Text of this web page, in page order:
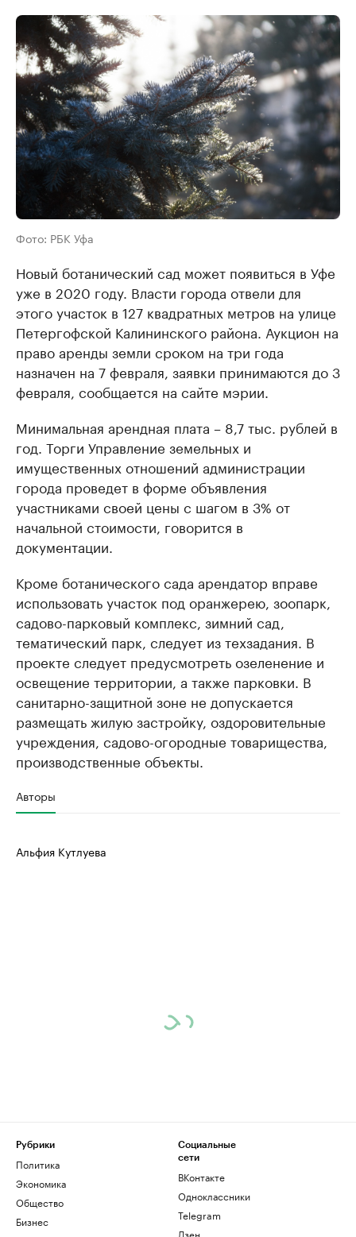
Фото: РБК Уфа
Новый ботанический сад может появиться в Уфе
уже в 2020 году. Власти города отвели для
этого участок в 127 квадратных метров на улице
Петергофской Калининского района. Аукцион на
право аренды земли сроком на три года
назначен на 7 февраля, заявки принимаются до 3
февраля, сообщается на сайте мэрии.
Минимальная арендная плата – 8,7 тыс. рублей в
год. Торги Управление земельных и
имущественных отношений администрации
города проведет в форме объявления
участниками своей цены с шагом в 3% от
начальной стоимости, говорится в
документации.
Кроме ботанического сада арендатор вправе
использовать участок под оранжерею, зоопарк,
садово-парковый комплекс, зимний сад,
тематический парк, следует из техзадания. В
проекте следует предусмотреть озеленение и
освещение территории, а также парковки. В
санитарно-защитной зоне не допускается
размещать жилую застройку, оздоровительные
учреждения, садово-огородные товарищества,
производственные объекты.
Авторы
Альфия Кутлуева
Рубрики
Политика
Экономика
Общество
Бизнес
Социальные
сети
ВКонтакте
Одноклассники
Telegram
Дзен